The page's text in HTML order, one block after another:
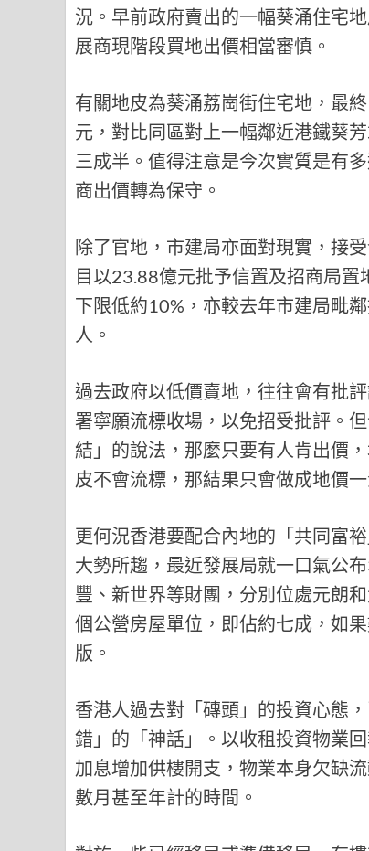
況。早前政府賣出的一幅葵涌住宅
展商現階段買地出價相當審慎。
有關地皮為葵涌荔崗街住宅地，最
元，對比同區對上一幅鄰近港鐵葵
三成半。值得注意是今次實質是有
商出價轉為保守。
除了官地，市建局亦面對現實，接
目以23.88億元批予信置及招商局
下限低約10%，亦較去年市建局毗
人。
過去政府以低價賣地，往往會有批
署寧願流標收場，以免招受批評。
結」的說法，那麼只要有人肯出價
皮不會流標，那結果只會做成地價
更何況香港要配合內地的「共同富
大勢所趨，最近發展局就一口氣公
豐、新世界等財團，分別位處元朗
個公營房屋單位，即佔約七成，如
版。
香港人過去對「磚頭」的投資心態
錯」的「神話」。以收租投資物業
加息增加供樓開支，物業本身欠缺
數月甚至年計的時間。